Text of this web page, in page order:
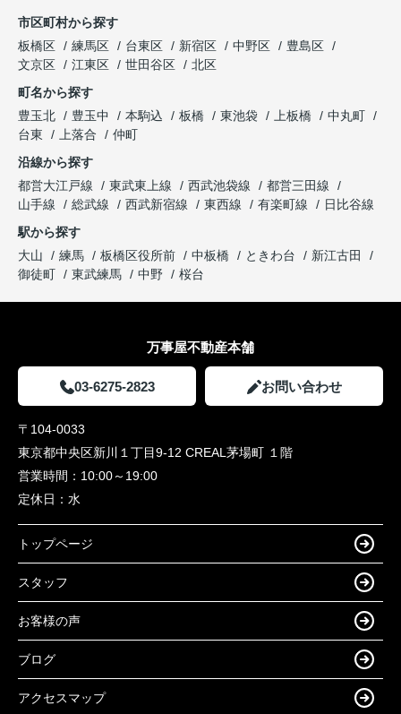
市区町村から探す
板橋区
練馬区 台東区 新宿区 中野区
豊島区
文京区
江東区 世田谷区
北区
町名から探す
豊玉北
豊玉中 本駒込 板橋 東池袋 上板橋
中丸町
台東
上落合
仲町
沿線から探す
都営大江戸線
東武東上線 西武池袋線
都営三田線
山手線
総武線 西武新宿線 東西線 有楽町線
日比谷線
駅から探す
大山
練馬 板橋区役所前 中板橋 ときわ台
新江古田
御徒町
東武練馬 中野 桜台
万事屋不動産本舗
03-6275-2823 お問い合わせ
〒104-0033
東京都中央区新川１丁目9-12 CREAL茅場町 １階
営業時間： 10:00～19:00
定休日： 水
トップページ
スタッフ
お客様の声
ブログ
アクセスマップ